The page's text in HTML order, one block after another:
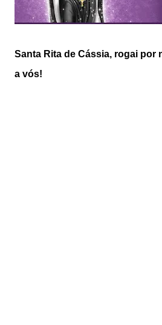
Santa Rita de Cássia, rogai por
a vós!